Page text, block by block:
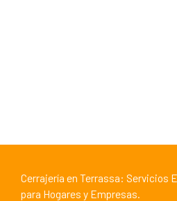
Cerrajería en Terrassa: Servicios
para Hogares y Empresas.